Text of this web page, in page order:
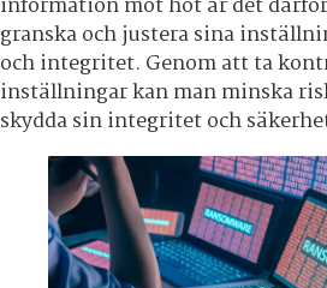
granska och justera sina
och integritet. Genom att ta
inställningar kan man minska
skydda sin integritet och